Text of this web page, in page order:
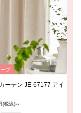
ープ
ーテン JE-67177 アイ
(税込)～